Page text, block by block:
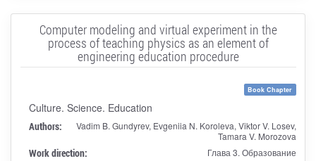
Computer modeling and virtual experiment in the
process of teaching physics as an element of
engineering education procedure
Book Chapter
Culture. Science. Education
Authors:
Vadim B. Gundyrev, Evgeniia N. Koroleva, Viktor V. Losev,
Tamara V. Morozova
Work direction: Глава 3. Образование